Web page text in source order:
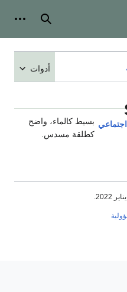
بحث
أدوات
بسيط كالماء، واضح
كطلقة مسدس.